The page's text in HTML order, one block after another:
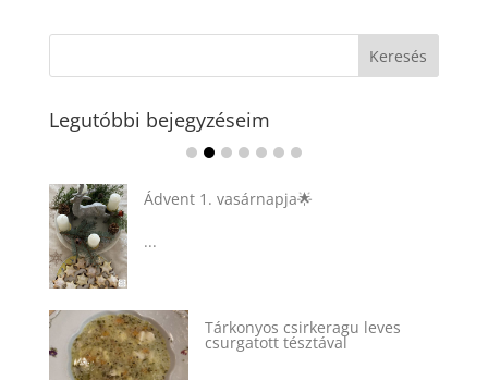
Legutóbbi bejegyzéseim
Ádvent 1. vasárnapja🌟
Tárkonyos csirkeragu leves
csurgatott tésztával